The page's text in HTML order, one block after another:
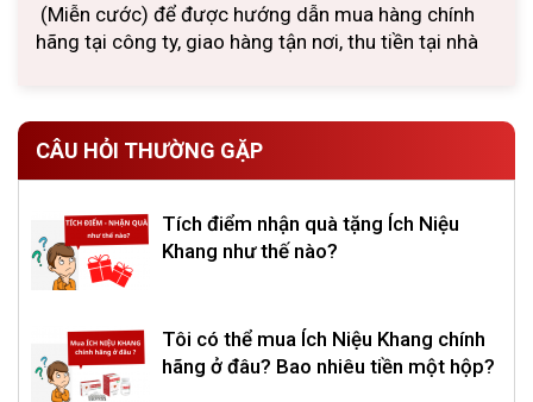
(Miễn cước) để được hướng dẫn mua hàng chính
hãng tại công ty, giao hàng tận nơi, thu tiền tại nhà
CÂU HỎI THƯỜNG GẶP
Tích điểm nhận quà tặng Ích Niệu
Khang như thế nào?
Tôi có thể mua Ích Niệu Khang chính
hãng ở đâu? Bao nhiêu tiền một hộp?